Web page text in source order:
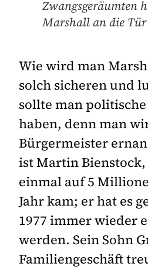
Zwangsgeräumten
Marshall an die Tür
Wie wird man
solch sicheren und
sollte man
haben, denn man
Bürgermeister
ist Martin
einmal auf 5
Jahr kam; er hat es
1977 immer wieder
werden. Sein Sohn
Familiengeschäft